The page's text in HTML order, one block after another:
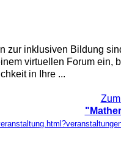
zur inklusiven Bildung
virtuellen Forum
in Ihre ...